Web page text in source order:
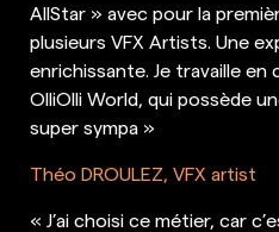
AllStar » avec pour la
plusieurs VFX Artists. Une
enrichissante. Je travaille en
OlliOlli World, qui possède
super sympa »
Théo DROULEZ, VFX artist
« J’ai choisi ce métier, car